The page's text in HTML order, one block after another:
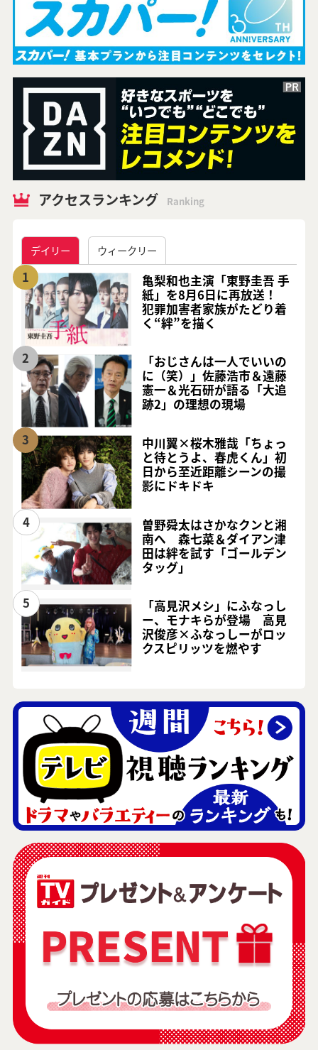
アクセスランキング Ranking
デイリー ウィークリー
1
亀梨和也主演「東野圭吾 手
紙」を8月6日に再放送！
犯罪加害者家族がたどり着
く“絆”を描く
2
「おじさんは一人でいいの
に（笑）」佐藤浩市＆遠藤
憲一＆光石研が語る「大追
跡2」の理想の現場
3
中川翼×桜木雅哉「ちょっ
と待とうよ、春虎くん」初
日から至近距離シーンの撮
影にドキドキ
4
曽野舜太はさかなクンと湘
南へ 森七菜＆ダイアン津
田は絆を試す「ゴールデン
タッグ」
5
「高見沢メシ」にふなっし
ー、モナキらが登場 高見
沢俊彦×ふなっしーがロッ
クスピリッツを燃やす